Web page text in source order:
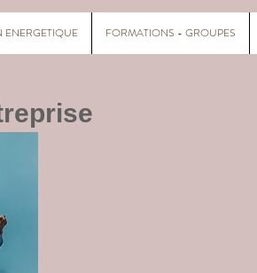
FORMATIONS - GROUPES